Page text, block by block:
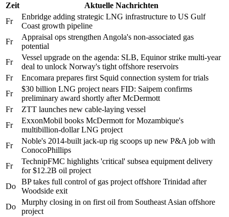
Zeit
Aktuelle Nachrichten
Fr
Enbridge adding strategic LNG infrastructure to US Gulf
Coast growth pipeline
Fr
Appraisal ops strengthen Angola's non-associated gas
potential
Fr
Vessel upgrade on the agenda: SLB, Equinor strike multi-year
deal to unlock Norway's tight offshore reservoirs
Fr
Encomara prepares first Squid connection system for trials
Fr
$30 billion LNG project nears FID: Saipem confirms
preliminary award shortly after McDermott
Fr
ZTT launches new cable-laying vessel
Fr
ExxonMobil books McDermott for Mozambique's
multibillion-dollar LNG project
Fr
Noble's 2014-built jack-up rig scoops up new P&A job with
ConocoPhillips
Fr
TechnipFMC highlights 'critical' subsea equipment delivery
for $12.2B oil project
Do
BP takes full control of gas project offshore Trinidad after
Woodside exit
Do
Murphy closing in on first oil from Southeast Asian offshore
project